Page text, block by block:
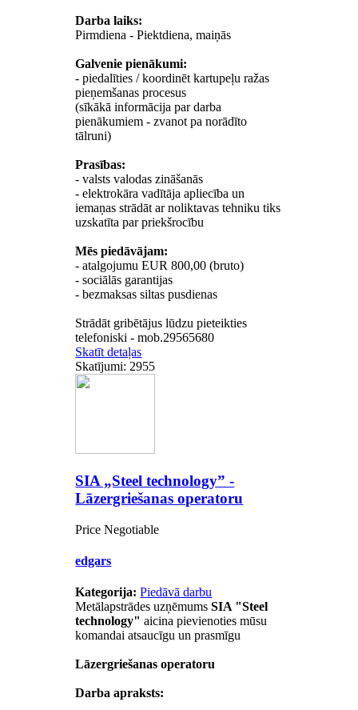
Darba laiks:
Pirmdiena - Piektdiena, maiņās
Galvenie pienākumi:
- piedalīties / koordinēt kartupeļu ražas
pieņemšanas procesus
(sīkākā informācija par darba
pienākumiem - zvanot pa norādīto
tālruni)
Prasības:
- valsts valodas zināšanās
- elektrokāra vadītāja apliecība un
iemaņas strādāt ar noliktavas tehniku tiks
uzskatīta par priekšrocību
Mēs piedāvājam:
- atalgojumu EUR 800,00 (bruto)
- sociālās garantijas
- bezmaksas siltas pusdienas
Strādāt gribētājus lūdzu pieteikties
telefoniski - mob.29565680
Skatīt detaļas
Skatījumi: 2955
SIA „Steel technology” -
Lāzergriešanas operatoru
Price Negotiable
edgars
Kategorija: Piedāvā darbu
Metālapstrādes uzņēmumsSIA "Steel
technology" aicina pievienoties mūsu
komandai atsaucīgu un prasmīgu
Lāzergriešanas operatoru
Darba apraksts: